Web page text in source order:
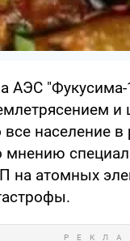
АЭС
и
население
мнению
на атомных